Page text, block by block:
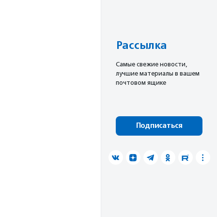
Рассылка
Cамые свежие новости,
лучшие материалы в вашем
почтовом ящике
Подписаться